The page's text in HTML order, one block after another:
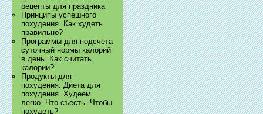
рецепты для праздника
Принципы успешного
похудения. Как худеть
правильно?
Программы для подсчета
суточный нормы калорий
в день. Как считать
калории?
Продукты для
похудения. Диета для
похудения. Худеем
легко. Что съесть. Чтобы
похудеть?